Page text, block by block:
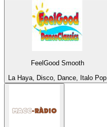
FeelGood Smooth
La Haya, Disco, Dance, Italo Pop